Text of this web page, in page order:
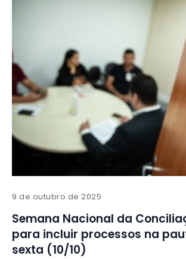
9 de outubro de 2025
Semana Nacional da
para incluir processos na
sexta (10/10)